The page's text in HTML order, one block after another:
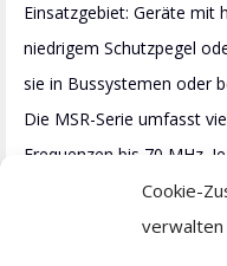
Cookie-
verwalten
Einsatzgebiet: Geräte mit
niedrigem Schutzpegel
sie in Bussystemen oder
Die MSR-Serie umfasst
Frequenzen bis 70 MHz.
Schnittstellen ab LPZ 0B.
geprüft und entsprechen